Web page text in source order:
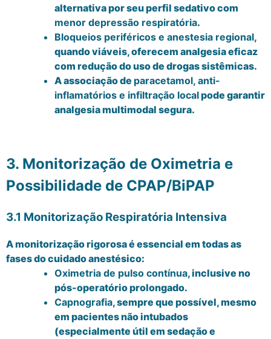
alternativa por seu perfil sedativo com
menor depressão respiratória.
Bloqueios periféricos e anestesia regional,
quando viáveis, oferecem analgesia eficaz
com redução do uso de drogas sistêmicas.
A associação de paracetamol, anti-
inflamatórios e infiltração localpode garantir
analgesia multimodal segura.
3. Monitorização de Oximetria e
Possibilidade de CPAP/BiPAP
3.1 Monitorização Respiratória Intensiva
A monitorização rigorosa é essencial em todas as
fases do cuidado anestésico:
Oximetria de pulso contínua, inclusive no
pós-operatório prolongado.
Capnografia, sempre que possível, mesmo
em pacientes não intubados
(especialmente útil em sedação e